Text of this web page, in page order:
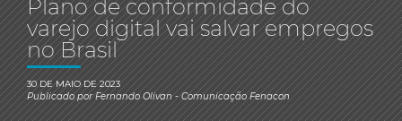
Plano de conformidade do
varejo digital vai salvar empregos
no Brasil
30 DE MAIO DE 2023
Publicado porFernando Olivan- Comunicação Fenacon